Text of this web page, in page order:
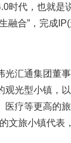
代，也就是说
融合”，完成
汇通集团董事
观光型小镇，
医疗等更高的
文旅小镇代表